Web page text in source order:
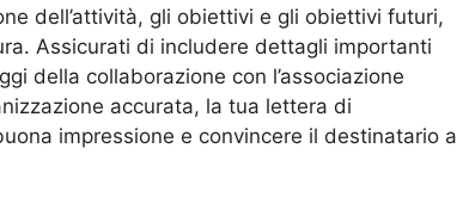
dell’attività, gli obiettivi e gli obiettivi futuri,
Assicurati di includere dettagli importanti
della collaborazione con l’associazione
accurata, la tua lettera di
impressione e convincere il destinatario a